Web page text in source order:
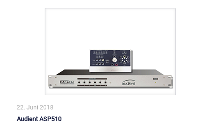
22. Juni 2018
Audient ASP510